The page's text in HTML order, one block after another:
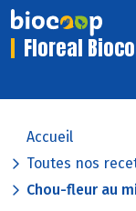
Floreal
Accueil
Toutes nos
Chou-fleur au